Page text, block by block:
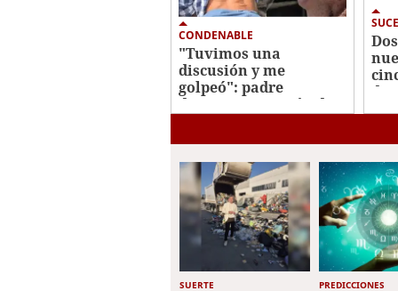
CONDENABLE
"Tuvimos una
discusión y me
golpeó": padre
denuncia agresión de
de
SUERTE PREDICCIONES